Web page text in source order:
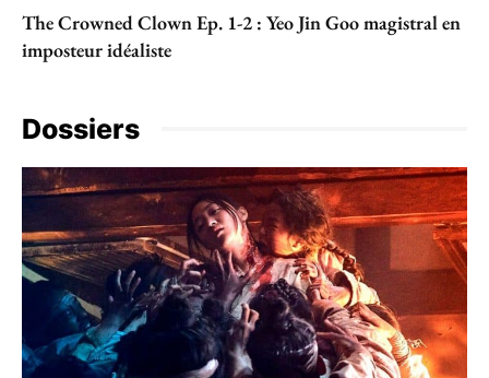
The Crowned Clown Ep. 1-2 : Yeo Jin Goo magistral en
imposteur idéaliste
Dossiers